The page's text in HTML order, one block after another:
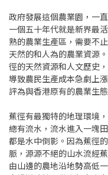
政府發展這個農業園，一
一個五十年代就是新界最
熟的農業生產區，需要不
天然的和人為的農業資源
徑的天然資源和人文歷史
導致農民生產成本急劇上
評為與香港原有的農業生
蕉徑有最獨特的地理環境
總有流水，流水進入一塊
都是水中倒影。因為蕉徑
脈，源源不絕的山水流經
由山邊的農地沿地勢高低